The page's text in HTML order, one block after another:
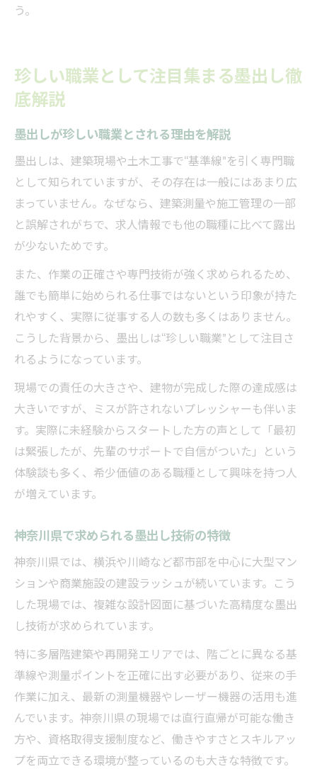
う。
珍しい職業として注目集まる墨出し徹
底解説
墨出しが珍しい職業とされる理由を解説
墨出しは、建築現場や土木工事で“基準線”を引く専門職
として知られていますが、その存在は一般にはあまり広
まっていません。なぜなら、建築測量や施工管理の一部
と誤解されがちで、求人情報でも他の職種に比べて露出
が少ないためです。
また、作業の正確さや専門技術が強く求められるため、
誰でも簡単に始められる仕事ではないという印象が持た
れやすく、実際に従事する人の数も多くはありません。
こうした背景から、墨出しは“珍しい職業”として注目さ
れるようになっています。
現場での責任の大きさや、建物が完成した際の達成感は
大きいですが、ミスが許されないプレッシャーも伴いま
す。実際に未経験からスタートした方の声として「最初
は緊張したが、先輩のサポートで自信がついた」という
体験談も多く、希少価値のある職種として興味を持つ人
が増えています。
神奈川県で求められる墨出し技術の特徴
神奈川県では、横浜や川崎など都市部を中心に大型マン
ションや商業施設の建設ラッシュが続いています。こう
した現場では、複雑な設計図面に基づいた高精度な墨出
し技術が求められています。
特に多層階建築や再開発エリアでは、階ごとに異なる基
準線や測量ポイントを正確に出す必要があり、従来の手
作業に加え、最新の測量機器やレーザー機器の活用も進
んでいます。神奈川県の現場では直行直帰が可能な働き
方や、資格取得支援制度など、働きやすさとスキルアッ
プを両立できる環境が整っているのも大きな特徴です。